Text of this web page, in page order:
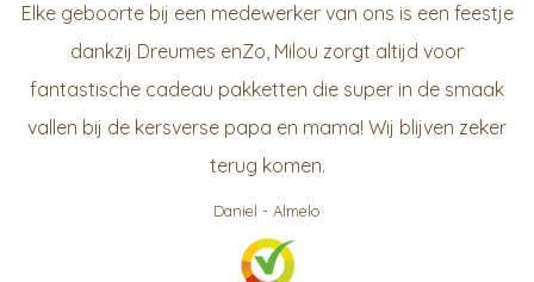
Elke geboorte bij een medewerker van ons is een feestje
dankzij Dreumes enZo, Milou zorgt altijd voor
fantastische cadeau pakketten die super in de smaak
vallen bij de kersverse papa en mama! Wij blijven zeker
terug komen.
Daniel - Almelo